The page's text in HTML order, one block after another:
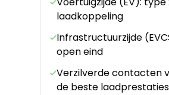
laadkoppeling
Infrastructuurzijde
open eind
Verzilverde contacten
de beste laadprestaties